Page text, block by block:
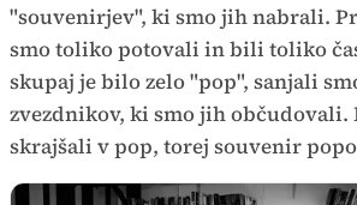
"souvenirjev", ki smo jih nabrali.
smo toliko potovali in bili toliko
skupaj je bilo zelo "pop", sanjali
zvezdnikov, ki smo jih občudovali.
skrajšali v pop, torej souvenir